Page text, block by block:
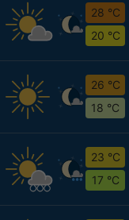
28 °C
20 °C
26 °C
18 °C
23 °C
17 °C